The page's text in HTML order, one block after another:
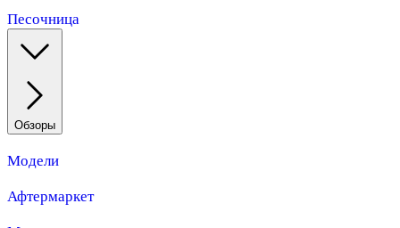
Песочница
Обзоры
Модели
Афтермаркет